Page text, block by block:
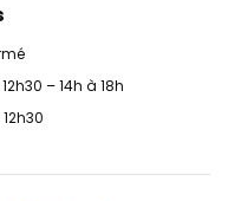
– 14h à 18h